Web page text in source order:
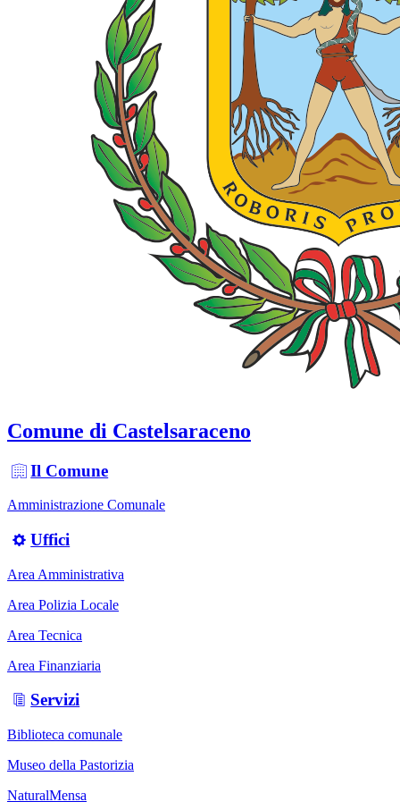
Comune di Castelsaraceno
Il Comune
Amministrazione Comunale
Uffici
Area Amministrativa
Area Polizia Locale
Area Tecnica
Area Finanziaria
Servizi
Biblioteca comunale
Museo della Pastorizia
NaturalMensa